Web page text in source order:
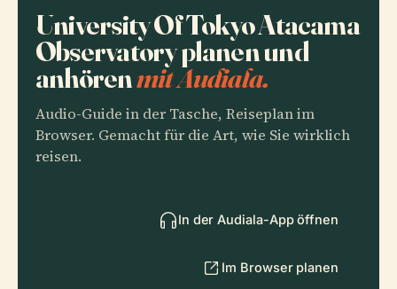
University Of Tokyo Atacama
Observatory planen und
anhörenmit Audiala.
Audio-Guide in der Tasche, Reiseplan im
Browser. Gemacht für die Art, wie Sie wirklich
reisen.
In der Audiala-App öffnen
Im Browser planen